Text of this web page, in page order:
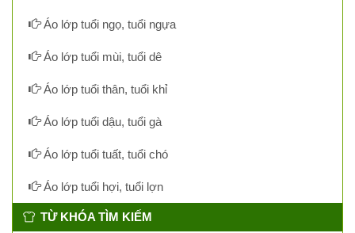
Áo lớp tuổi ngọ, tuổi ngựa
Áo lớp tuổi mùi, tuổi dê
Áo lớp tuổi thân, tuổi khỉ
Áo lớp tuổi dậu, tuổi gà
Áo lớp tuổi tuất, tuổi chó
Áo lớp tuổi hợi, tuổi lợn
TỪ KHÓA TÌM KIẾM